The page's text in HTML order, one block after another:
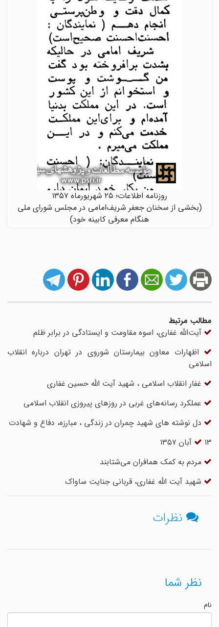
روزنامه اطلاعات؛ ۲۵ شهریورماه ۱۳۵۷
(بخشی از سخنان جعفر شریف‌امامی در مجلس شورای ملی
هنگام معرفی کابینه خود)
مطالب مرتبط
آیت‌الله غفاری، اسوه مقاومت و ایستادگی در برابر ظلم
اظهارات معاون بیمارستان شوروى در تهران درباره انقلاب
اسلامی
غفار انقلاب اسلامی ، شهید آیت الله حسین غفاری
عملکرد رسانه‌های غربی در روزهای پیروزی انقلاب اسلامی
دل نوشته های شهید چمران در زندگی ، مبارزه، دفاع و شهادت
۱۳ آبان ۱۳۵۷
مردم به کمک همافران می‌شتابند
شهید آیت الله غفاری، قربانی جنایت ساواک
نظرات
نظر شما